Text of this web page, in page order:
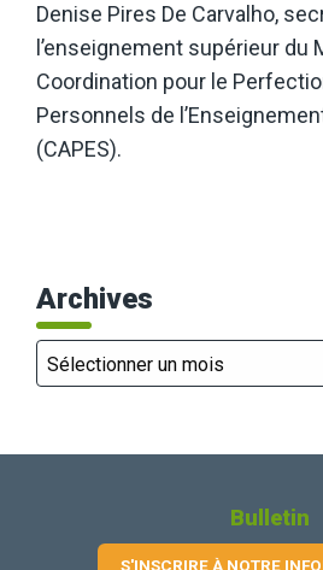
Denise Pires De Carvalho,
l’enseignement supérieur du
Coordination pour le
Personnels de
(CAPES).
Archives
Archives
Bulletin
S'INSCRIRE À NOTRE